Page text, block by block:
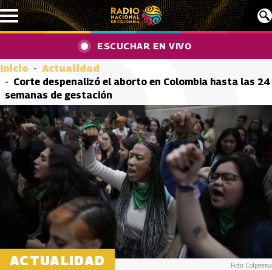
Pasar al contenido principal
ESCUCHAR EN VIVO
Inicio
Actualidad
Corte despenalizó el aborto en Colombia hasta las 24
semanas de gestación
ACTUALIDAD Foto: Colprensa